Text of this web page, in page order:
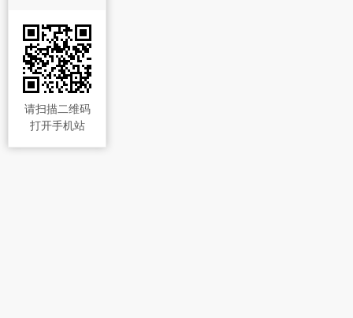
请扫描二维码
打开手机站